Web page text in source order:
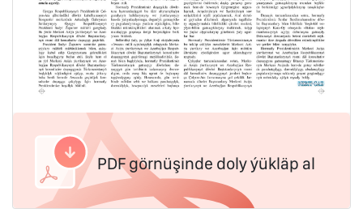
PDF görnüşinde doly ýükläp al